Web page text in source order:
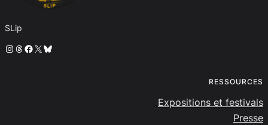
SLip
Instagram
Threads
Facebook
X Bluesky
RESSOURCES
Expositions et festivals
Presse